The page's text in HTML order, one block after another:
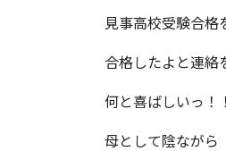
見事高校受験合格
合格したよと連絡
何と喜ばしいっ！！
母として陰ながら